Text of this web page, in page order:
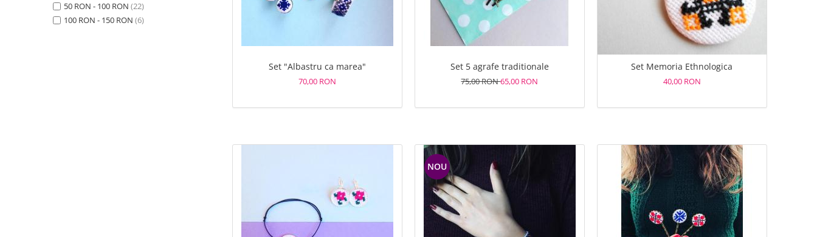
50 RON - 100 RON (22)
100 RON - 150 RON (6)
Set "Albastru ca marea"
70,00 RON
Set 5 agrafe traditionale
75,00 RON65,00 RON
Set Memoria Ethnologica
40,00 RON
NOU